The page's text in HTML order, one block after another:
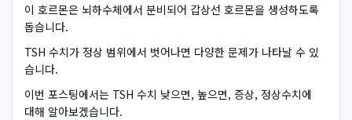
이 호르몬은 뇌하수체에서 분비되어 갑상선 호르몬을 생성하도록
돕습니다.
TSH 수치가 정상 범위에서 벗어나면 다양한 문제가 나타날 수 있
습니다.
이번 포스팅에서는 TSH 수치 낮으면, 높으면, 증상, 정상수치에
대해 알아보겠습니다.